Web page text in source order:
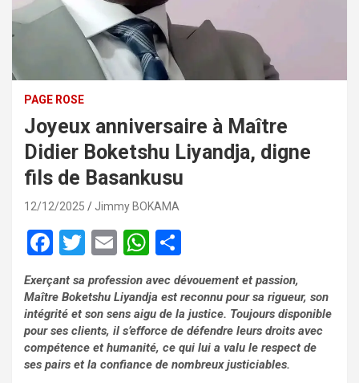
PAGE ROSE
Joyeux anniversaire à Maître
Didier Boketshu Liyandja, digne
fils de Basankusu
12/12/2025 Jimmy BOKAMA
F
ce
b
o
o
T
wi
tt
er
E
m
ail
W
at
s
A
p
ar
ta
g
er
Exerçant sa profession avec dévouement et passion,
Maître Boketshu Liyandja est reconnu pour sa rigueur, son
intégrité et son sens aigu de la justice. Toujours disponible
pour ses clients, il s’efforce de défendre leurs droits avec
compétence et humanité, ce qui lui a valu le respect de
ses pairs et la confiance de nombreux justiciables.